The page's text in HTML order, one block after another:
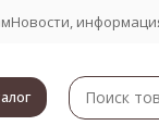
Новости,